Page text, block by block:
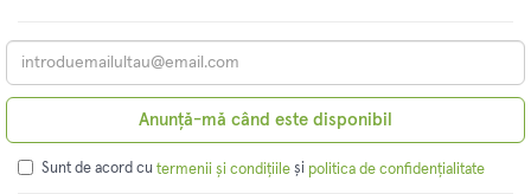
Anunță-mă când este disponibil
Sunt de acord cu termenii și condițiile și politica de confidențialitate